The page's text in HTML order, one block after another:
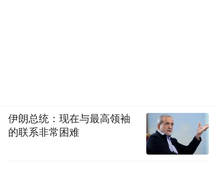
伊朗总统：现在与最高领袖
的联系非常困难